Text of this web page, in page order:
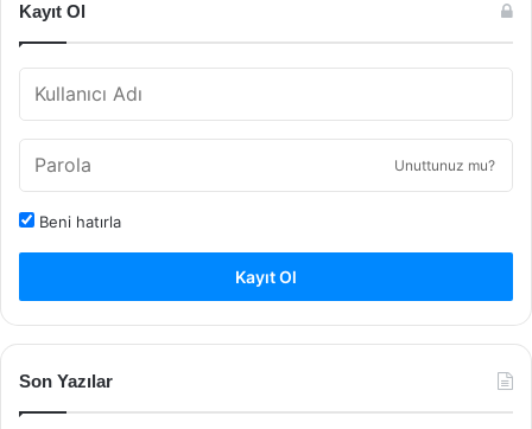
Kayıt Ol
Unuttunuz mu?
Beni hatırla
Kayıt Ol
Son Yazılar